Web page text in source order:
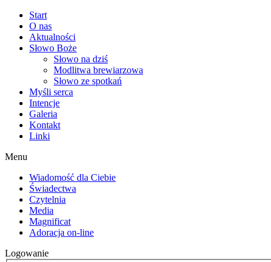
Start
O nas
Aktualności
Słowo Boże
Słowo na dziś
Modlitwa brewiarzowa
Słowo ze spotkań
Myśli serca
Intencje
Galeria
Kontakt
Linki
Menu
Wiadomość dla Ciebie
Świadectwa
Czytelnia
Media
Magnificat
Adoracja on-line
Logowanie